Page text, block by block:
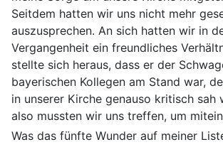
Seitdem hatten wir uns nicht mehr
auszusprechen. An sich hatten wir in
Vergangenheit ein freundliches
stellte sich heraus, dass er der
bayerischen Kollegen am Stand war,
in unserer Kirche genauso kritisch sah
also mussten wir uns treffen, um
Was das fünfte Wunder auf meiner